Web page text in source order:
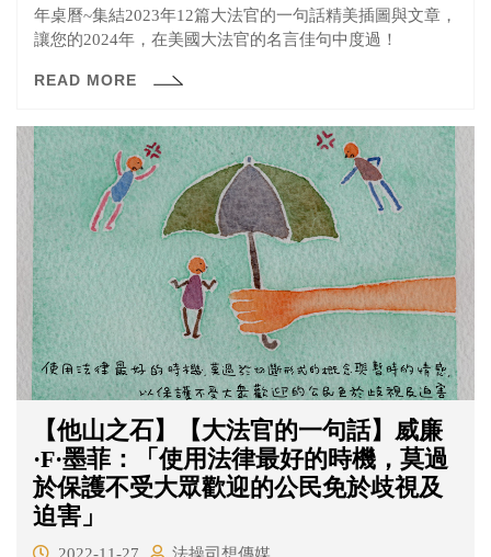
年桌曆~集結2023年12篇大法官的一句話精美插圖與文章，
讓您的2024年，在美國大法官的名言佳句中度過！
READ MORE
【他山之石】【大法官的一句話】威廉
·F·墨菲：「使用法律最好的時機，莫過
於保護不受大眾歡迎的公民免於歧視及
迫害」